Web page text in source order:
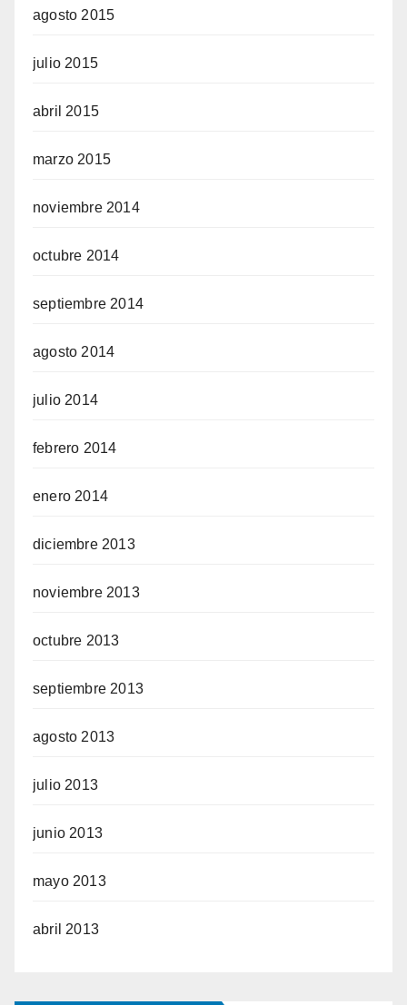
agosto 2015
julio 2015
abril 2015
marzo 2015
noviembre 2014
octubre 2014
septiembre 2014
agosto 2014
julio 2014
febrero 2014
enero 2014
diciembre 2013
noviembre 2013
octubre 2013
septiembre 2013
agosto 2013
julio 2013
junio 2013
mayo 2013
abril 2013